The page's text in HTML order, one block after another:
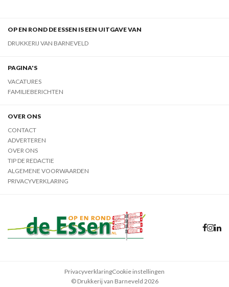
OP EN ROND DE ESSEN IS EEN UITGAVE VAN
DRUKKERIJ VAN BARNEVELD
PAGINA'S
VACATURES
FAMILIEBERICHTEN
OVER ONS
CONTACT
ADVERTEREN
OVER ONS
TIP DE REDACTIE
ALGEMENE VOORWAARDEN
PRIVACYVERKLARING
© Drukkerij van Barneveld 2026
PrivacyverklaringCookie instellingen